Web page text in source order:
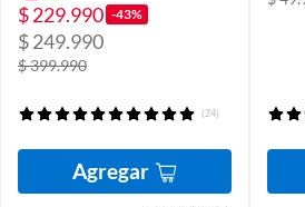
$ 229.990 -43%
$ 249.990
$ 399.990
(24)
Agregar